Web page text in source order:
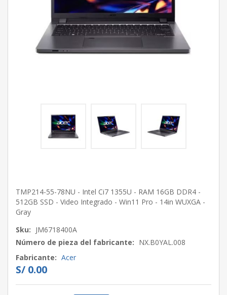
TMP214-55-78NU - Intel Ci7 1355U - RAM 16GB DDR4 -
512GB SSD - Video Integrado - Win11 Pro - 14in WUXGA -
Gray
Sku: JM6718400A
Número de pieza del fabricante: NX.B0YAL.008
Fabricante: Acer
S/ 0.00